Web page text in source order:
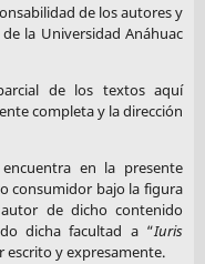
de los autores y
la Universidad Anáhuac
de los textos aquí
completa y la dirección
en la presente
consumidor bajo la figura
de dicho contenido
dicha facultad a “Iuris
escrito y expresamente.